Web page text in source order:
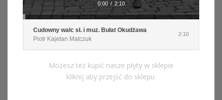
0:00 / 2:10
Cudowny walc sł. i muz. Bułat Okudżawa
Piotr Kajetan Matczuk
2:10
Możesz też kupić nasze płyty w sklepie
kliknij aby przejść do sklepu.